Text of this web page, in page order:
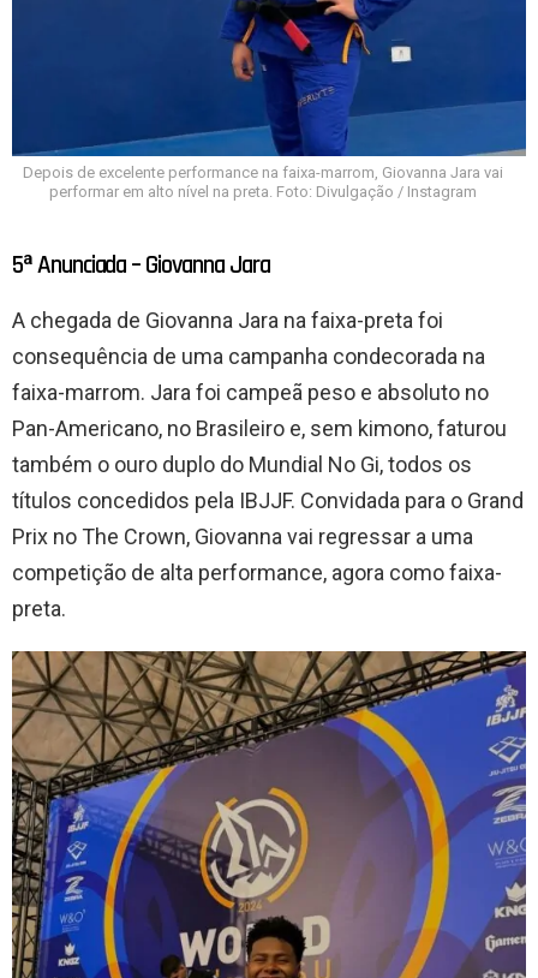
Depois de excelente performance na faixa-marrom, Giovanna Jara vai
performar em alto nível na preta. Foto: Divulgação / Instagram
5ª Anunciada – Giovanna Jara
A chegada de Giovanna Jara na faixa-preta foi
consequência de uma campanha condecorada na
faixa-marrom. Jara foi campeã peso e absoluto no
Pan-Americano, no Brasileiro e, sem kimono, faturou
também o ouro duplo do Mundial No Gi, todos os
títulos concedidos pela IBJJF. Convidada para o Grand
Prix no The Crown, Giovanna vai regressar a uma
competição de alta performance, agora como faixa-
preta.